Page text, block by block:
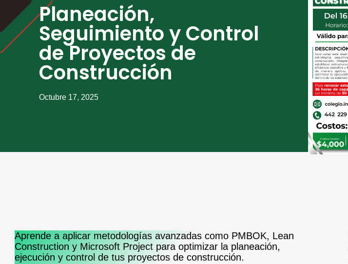
Planeación,
Seguimiento y Control
de Proyectos de
Construcción
Octubre 17, 2025
Aprende a aplicar metodologías avanzadas como PMBOK, Lean
Construction y Microsoft Project para optimizar la planeación,
ejecución y control de tus proyectos de construcción.